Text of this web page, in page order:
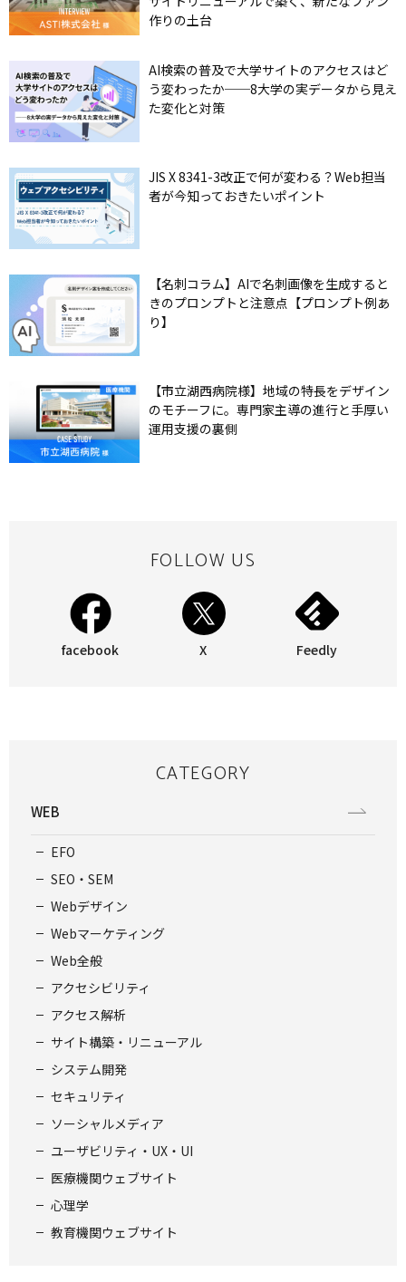
作りの土台
AI検索の普及で大学サイトのアクセスはど
う変わったか──8大学の実データから見え
た変化と対策
JIS X 8341-3改正で何が変わる？Web担当
者が今知っておきたいポイント
【名刺コラム】AIで名刺画像を生成すると
きのプロンプトと注意点【プロンプト例あ
り】
【市立湖西病院様】地域の特長をデザイン
のモチーフに。専門家主導の進行と手厚い
運用支援の裏側
FOLLOW US
facebook X Feedly
CATEGORY
WEB
EFO
SEO・SEM
Webデザイン
Webマーケティング
Web全般
アクセシビリティ
アクセス解析
サイト構築・リニューアル
システム開発
セキュリティ
ソーシャルメディア
ユーザビリティ・UX・UI
医療機関ウェブサイト
心理学
教育機関ウェブサイト